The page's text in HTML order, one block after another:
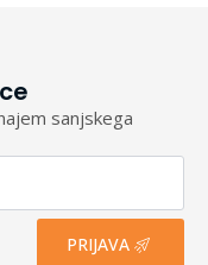
sanjskega
PRIJAVA